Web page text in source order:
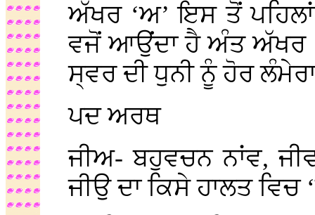
ਅੱਖਰ ‘ਅ’ ਇਸ ਤੋਂ
ਵਜੋਂ ਆਉਂਦਾ ਹੈ ਅੰਤ ਅੱਖਰ
ਸ੍ਵਰ ਦੀ ਧੁਨੀ ਨੂੰ ਹੋਰ
ਪਦ ਅਰਥ
ਜੀਅ- ਬਹੁਵਚਨ ਨਾਂਵ,
ਜੀਉ ਦਾ ਕਿਸੇ ਹਾਲਤ ਵਿਚ